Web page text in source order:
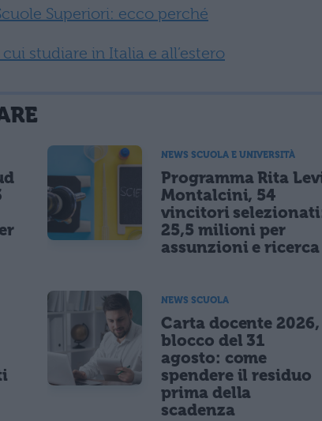
Superiori: ecco perché
studiare in Italia e all’estero
NEWS SCUOLA E UNIVERSITÀ
Programma Rita
Montalcini, 54
vincitori
25,5 milioni per
assunzioni e ricerca
NEWS SCUOLA
Carta docente 2026,
blocco del 31
agosto: come
spendere il residuo
prima della
scadenza